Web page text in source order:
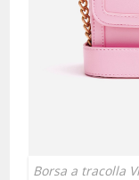
Borsa a tracolla